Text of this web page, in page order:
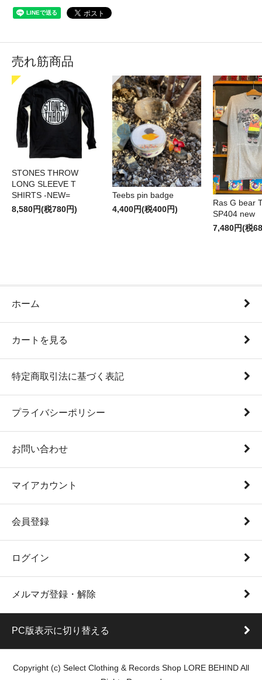
売れ筋商品
STONES THROW
LONG SLEEVE T
SHIRTS -NEW=
8,580円(税780円)
Teebs pin badge
4,400円(税400円)
Ras G bear
SP404 new
7,480円(税
ホーム
カートを見る
特定商取引法に基づく表記
プライバシーポリシー
お問い合わせ
マイアカウント
会員登録
ログイン
メルマガ登録・解除
PC版表示に切り替える
Copyright (c) Select Clothing & Records Shop LORE BEHIND All